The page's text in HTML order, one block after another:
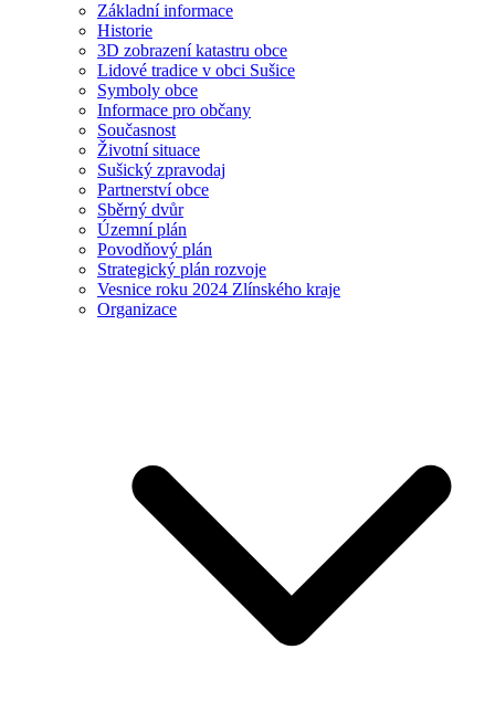
Základní informace
Historie
3D zobrazení katastru obce
Lidové tradice v obci Sušice
Symboly obce
Informace pro občany
Současnost
Životní situace
Sušický zpravodaj
Partnerství obce
Sběrný dvůr
Územní plán
Povodňový plán
Strategický plán rozvoje
Vesnice roku 2024 Zlínského kraje
Organizace